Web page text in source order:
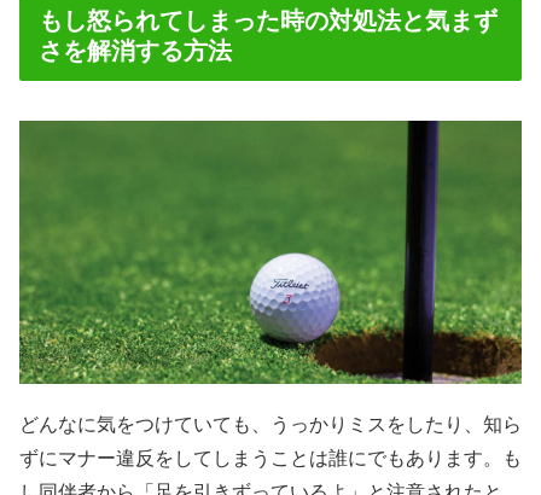
もし怒られてしまった時の対処法と気まず
さを解消する方法
どんなに気をつけていても、うっかりミスをしたり、知ら
ずにマナー違反をしてしまうことは誰にでもあります。も